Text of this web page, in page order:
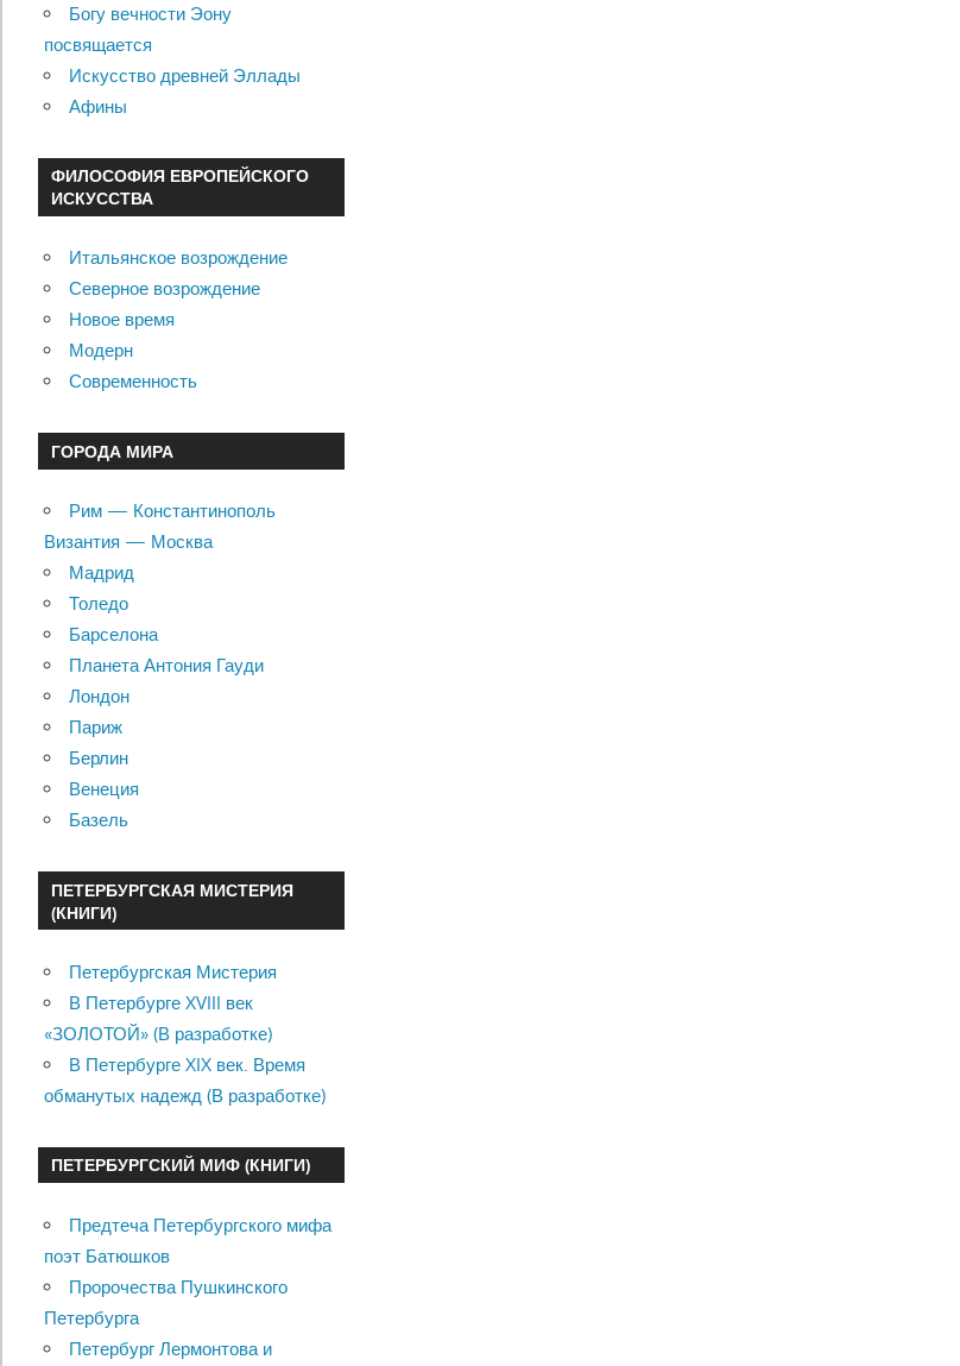
Богу вечности Эону
посвящается
Искусство древней Эллады
Афины
ФИЛОСОФИЯ ЕВРОПЕЙСКОГО
ИСКУССТВА
Итальянское возрождение
Северное возрождение
Новое время
Модерн
Современность
ГОРОДА МИРА
Рим — Константинополь
Византия — Москва
Мадрид
Толедо
Барселона
Планета Антония Гауди
Лондон
Париж
Берлин
Венеция
Базель
ПЕТЕРБУРГСКАЯ МИСТЕРИЯ
(КНИГИ)
Петербургская Мистерия
В Петербурге XVIII век
«ЗОЛОТОЙ» (В разработке)
В Петербурге XIX век. Время
обманутых надежд (В разработке)
ПЕТЕРБУРГСКИЙ МИФ (КНИГИ)
Предтеча Петербургского мифа
поэт Батюшков
Пророчества Пушкинского
Петербурга
Петербург Лермонтова и